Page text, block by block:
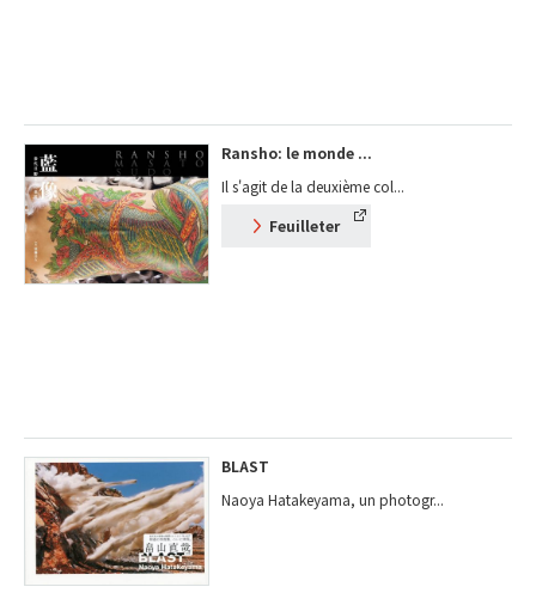
Ransho: le monde ...
Il s'agit de la deuxième col...
Feuilleter
BLAST
Naoya Hatakeyama, un photogr...